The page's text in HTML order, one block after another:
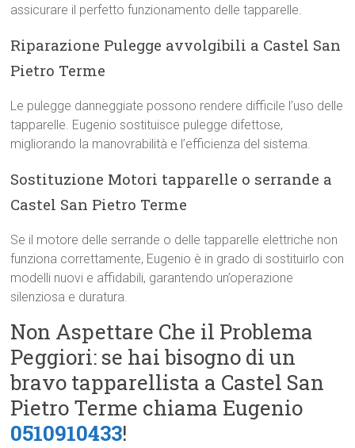
assicurare il perfetto funzionamento delle tapparelle.
Riparazione Pulegge avvolgibili a Castel San
Pietro Terme
Le pulegge danneggiate possono rendere difficile l’uso delle
tapparelle. Eugenio sostituisce pulegge difettose,
migliorando la manovrabilità e l’efficienza del sistema.
Sostituzione Motori tapparelle o serrande a
Castel San Pietro Terme
Se il motore delle serrande o delle tapparelle elettriche non
funziona correttamente, Eugenio è in grado di sostituirlo con
modelli nuovi e affidabili, garantendo un’operazione
silenziosa e duratura.
Non Aspettare Che il Problema
Peggiori: se hai bisogno di un
bravo tapparellista a Castel San
Pietro Terme chiama Eugenio
0510910433!